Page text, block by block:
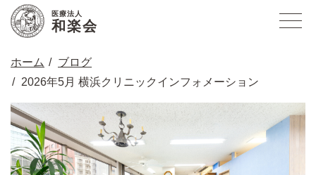
医療法人
和楽会
ホーム
ブログ
2026年5月 横浜クリニックインフォメーション